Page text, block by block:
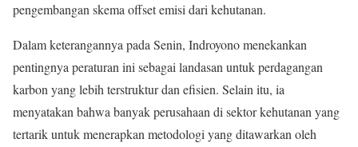
pengembangan skema offset emisi dari kehutanan.
Dalam keterangannya pada Senin, Indroyono menekankan
pentingnya peraturan ini sebagai landasan untuk perdagangan
karbon yang lebih terstruktur dan efisien. Selain itu, ia
menyatakan bahwa banyak perusahaan di sektor kehutanan yang
tertarik untuk menerapkan metodologi yang ditawarkan oleh